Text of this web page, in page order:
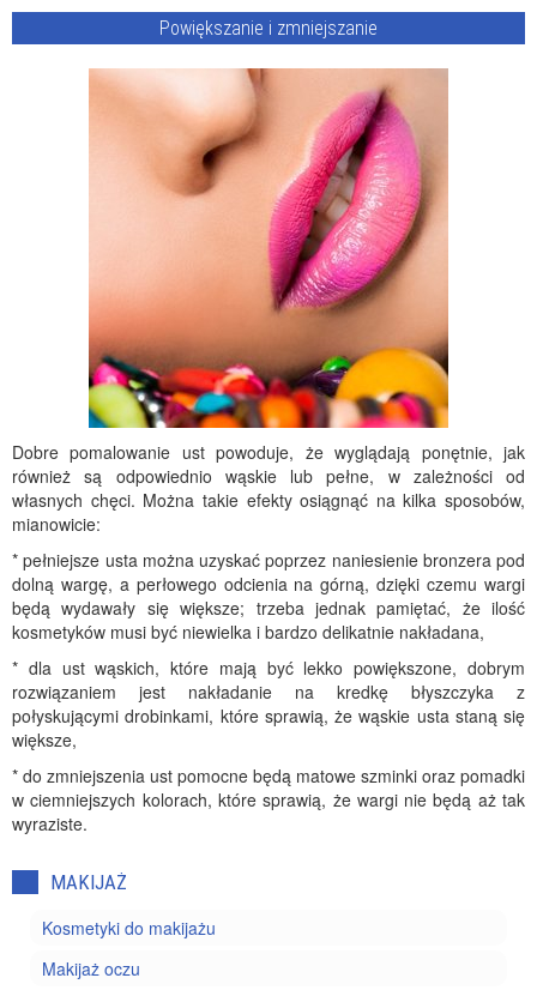
Powiększanie i zmniejszanie
Dobre pomalowanie ust powoduje, że wyglądają ponętnie, jak
również są odpowiednio wąskie lub pełne, w zależności od
własnych chęci. Można takie efekty osiągnąć na kilka sposobów,
mianowicie:
* pełniejsze usta można uzyskać poprzez naniesienie bronzera pod
dolną wargę, a perłowego odcienia na górną, dzięki czemu wargi
będą wydawały się większe; trzeba jednak pamiętać, że ilość
kosmetyków musi być niewielka i bardzo delikatnie nakładana,
* dla ust wąskich, które mają być lekko powiększone, dobrym
rozwiązaniem jest nakładanie na kredkę błyszczyka z
połyskującymi drobinkami, które sprawią, że wąskie usta staną się
większe,
* do zmniejszenia ust pomocne będą matowe szminki oraz pomadki
w ciemniejszych kolorach, które sprawią, że wargi nie będą aż tak
wyraziste.
MAKIJAŻ
Kosmetyki do makijażu
Makijaż oczu